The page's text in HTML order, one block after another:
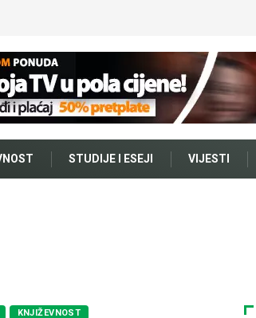
STUDIJE I ESEJI VIJESTI
KNJIŽEVNOST